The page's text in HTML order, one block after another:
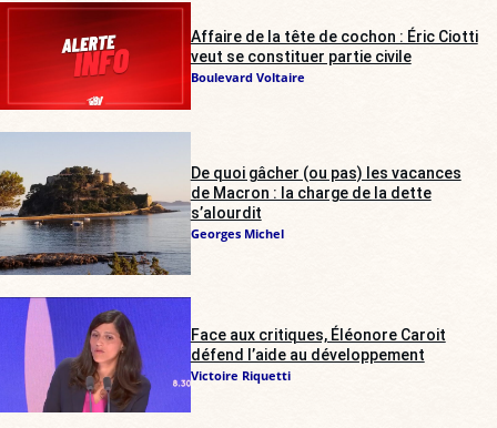
Affaire de la tête de cochon : Éric Ciotti
veut se constituer partie civile
Boulevard Voltaire
De quoi gâcher (ou pas) les vacances
de Macron : la charge de la dette
s’alourdit
Georges Michel
Face aux critiques, Éléonore Caroit
défend l’aide au développement
Victoire Riquetti